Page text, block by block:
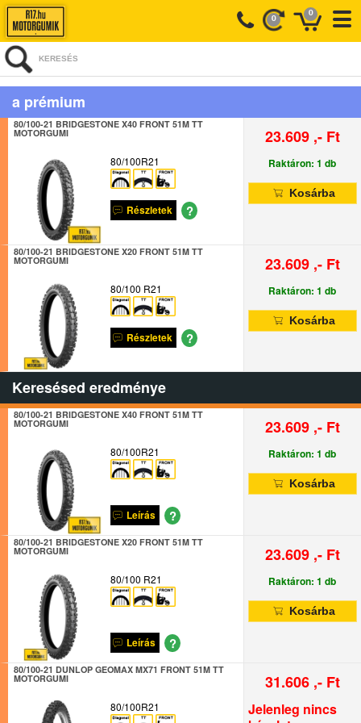
0
0
KERESÉS
a prémium
80/100-21 BRIDGESTONE X40 FRONT 51M TT
MOTORGUMI
80/100R21
Részletek ?
23.609 ,- Ft
Raktáron: 1 db
Kosárba
80/100-21 BRIDGESTONE X20 FRONT 51M TT
MOTORGUMI
80/100 R21
Részletek ?
23.609 ,- Ft
Raktáron: 1 db
Kosárba
Keresésed eredménye
80/100-21 BRIDGESTONE X40 FRONT 51M TT
MOTORGUMI
80/100R21
Leírás ?
23.609 ,- Ft
Raktáron: 1 db
Kosárba
80/100-21 BRIDGESTONE X20 FRONT 51M TT
MOTORGUMI
80/100 R21
Leírás ?
23.609 ,- Ft
Raktáron: 1 db
Kosárba
80/100-21 DUNLOP GEOMAX MX71 FRONT 51M TT
MOTORGUMI
80/100R21
31.606 ,- Ft
Jelenleg nincs